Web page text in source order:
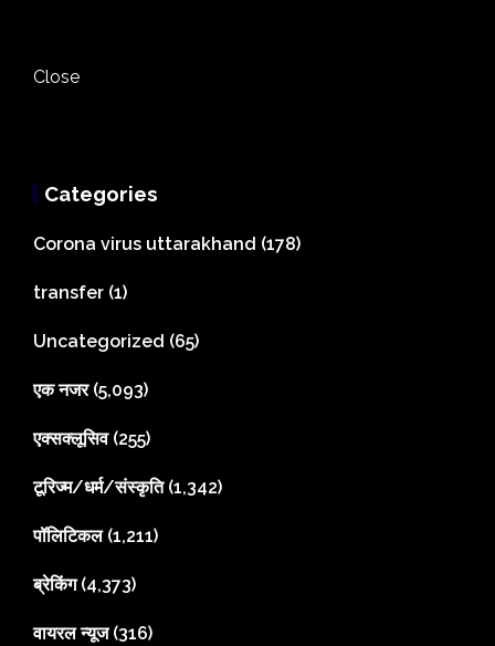
Close
Categories
Corona virus uttarakhand (178)
transfer (1)
Uncategorized (65)
एक नजर(5,093)
एक्सक्लूसिव(255)
टूरिज्म/धर्म/संस्कृति(1,342)
पॉलिटिकल(1,211)
ब्रेकिंग(4,373)
वायरल न्यूज(316)